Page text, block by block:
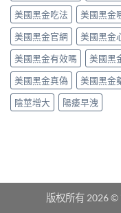
線
的
醫
理
解
析〉
中
日
錠？
藥
師
唔
背
label，
只
講
你
座〉
中
美國黑金吃法
美國黑金
美國黑金官網
美國黑金
美國黑金有效嗎
美國黑
美國黑金真偽
美國黑金
陰莖增大
陽痿早洩
版权所有 2026 ©